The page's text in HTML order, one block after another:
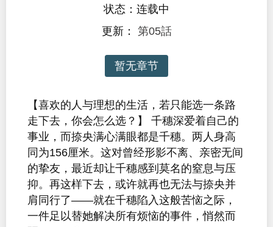
状态：连载中
更新： 第05話
暂无章节
【喜欢的人与理想的生活，若只能选一条路
走下去，你会怎么选？】 千穗深爱着自己的
事业，而捺央满心满眼都是千穗。两人身高
同为156厘米。这对曾经形影不离、亲密无间
的挚友，最近却让千穗感到莫名的窒息与压
抑。再这样下去，或许就再也无法与捺央并
肩同行了——就在千穗陷入这般苦恼之际，
一件足以替她解决所有烦恼的事件，悄然而